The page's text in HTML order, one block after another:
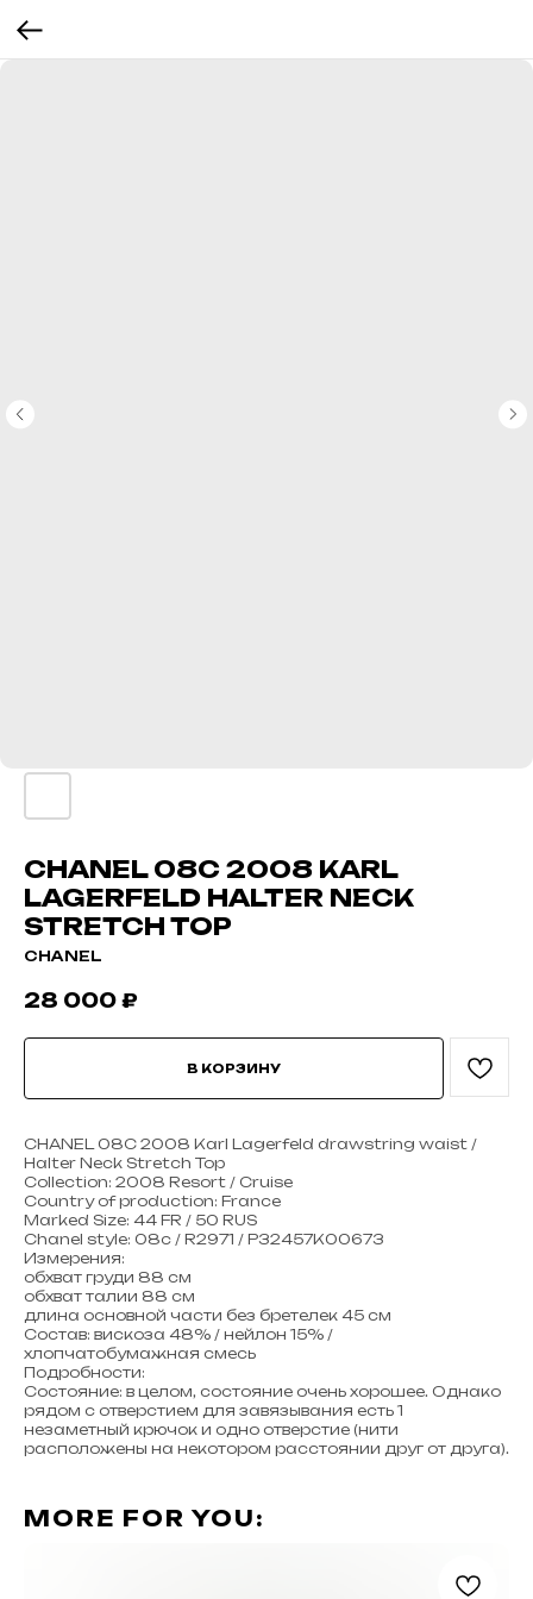
CHANEL 08C 2008 KARL
LAGERFELD HALTER NECK
STRETCH TOP
CHANEL
28 000 ₽
В КОРЗИНУ
CHANEL 08C 2008 Karl Lagerfeld drawstring waist /
Halter Neck Stretch Top
Collection: 2008 Resort / Cruise
Country of production: France
Marked Size: 44 FR / 50 RUS
Chanel style: 08c / R2971 / P32457K00673
Измерения:
обхват груди 88 см
обхват талии 88 см
длина основной части без бретелек 45 см
Состав: вискоза 48% / нейлон 15% /
хлопчатобумажная смесь
Подробности:
Состояние: в целом, состояние очень хорошее. Однако
рядом с отверстием для завязывания есть 1
незаметный крючок и одно отверстие (нити
расположены на некотором расстоянии друг от друга).
MORE FOR YOU: